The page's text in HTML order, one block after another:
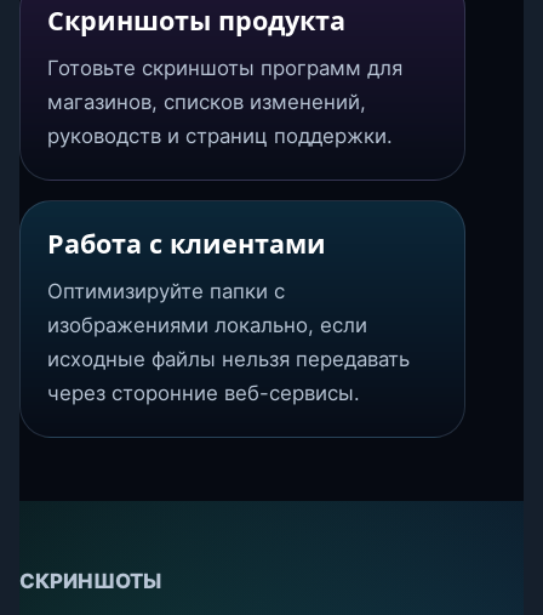
Скриншоты продукта
Готовьте скриншоты программ для
магазинов, списков изменений,
руководств и страниц поддержки.
Работа с клиентами
Оптимизируйте папки с
изображениями локально, если
исходные файлы нельзя передавать
через сторонние веб-сервисы.
СКРИНШОТЫ